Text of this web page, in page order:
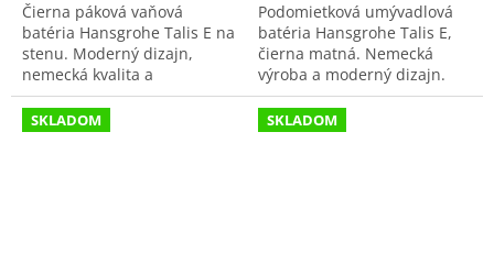
Čierna páková vaňová
batéria Hansgrohe Talis E na
stenu. Moderný dizajn,
nemecká kvalita a
jednoduché ovládanie pre
vašu kúpeľňu.
Podomietková umývadlová
batéria Hansgrohe Talis E,
čierna matná. Nemecká
výroba a moderný dizajn.
Kód: 71734670.
SKLADOM SKLADOM